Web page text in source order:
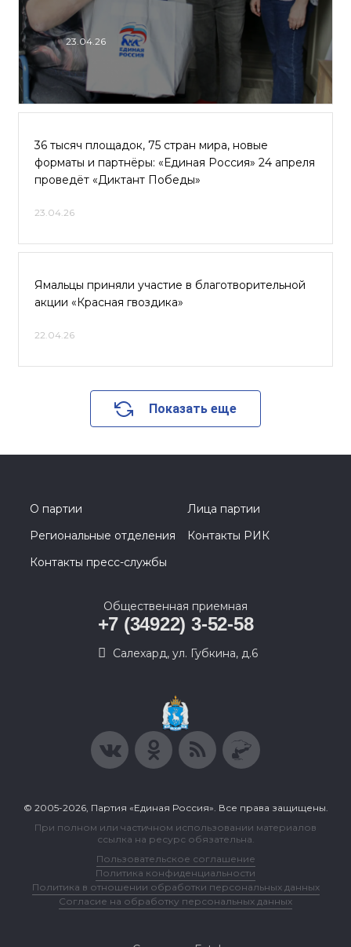
23.04.26
36 тысяч площадок, 75 стран мира, новые
форматы и партнёры: «Единая Россия» 24 апреля
проведёт «Диктант Победы»
23.04.26
Ямальцы приняли участие в благотворительной
акции «Красная гвоздика»
22.04.26
Показать еще
О партии
Лица партии
Региональные отделения
Контакты РИК
Контакты пресс-службы
Общественная приемная
+7 (34922) 3-52-58
Салехард, ул. Губкина, д.6
© 2005-2026, Партия «Единая Россия». Все права защищены.
При полном или частичном использовании материалов
ссылка на ресурс обязательна.
Пользовательское соглашение
Политика конфиденциальности
Политика в отношении обработки персональных данных
Согласие на обработку персональных данных